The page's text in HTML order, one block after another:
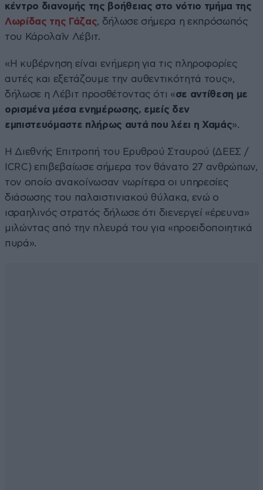
κέντρο διανομής της βοήθειας στο νότιο τμήμα της
Λωρίδας της Γάζας, δήλωσε σήμερα η εκπρόσωπός
του Κάρολαϊν Λέβιτ.
«Η κυβέρνηση είναι ενήμερη για τις πληροφορίες
αυτές και εξετάζουμε την αυθεντικότητά τους»,
δήλωσε η Λέβιτ προσθέτοντας ότι «σε αντίθεση με
ορισμένα μέσα ενημέρωσης, εμείς δεν
εμπιστευόμαστε πλήρως αυτά που λέει η Χαμάς».
Η Διεθνής Επιτροπή του Ερυθρού Σταυρού (ΔΕΕΣ /
ICRC) επιβεβαίωσε σήμερα τον θάνατο 27 ανθρώπων,
τον οποίο ανακοίνωσαν νωρίτερα οι υπηρεσίες
διάσωσης του παλαιστινιακού θύλακα, ενώ ο
ισραηλινός στρατός δήλωσε ότι διενεργεί «έρευνα»
μιλώντας από την πλευρά του για «προειδοποιητικά
πυρά».